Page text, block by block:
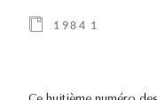
1984 1